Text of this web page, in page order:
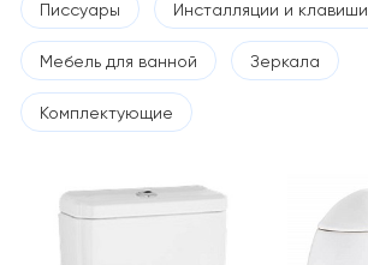
Писсуары Инсталляции и клавиши
Мебель для ванной Зеркала
Комплектующие